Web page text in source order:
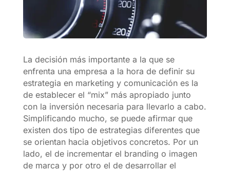
La decisión más importante a la que se
enfrenta una empresa a la hora de definir su
estrategia en marketing y comunicación es la
de establecer el “mix” más apropiado junto
con la inversión necesaria para llevarlo a cabo.
Simplificando mucho, se puede afirmar que
existen dos tipo de estrategias diferentes que
se orientan hacia objetivos concretos. Por un
lado, el de incrementar el branding o imagen
de marca y por otro el de desarrollar el